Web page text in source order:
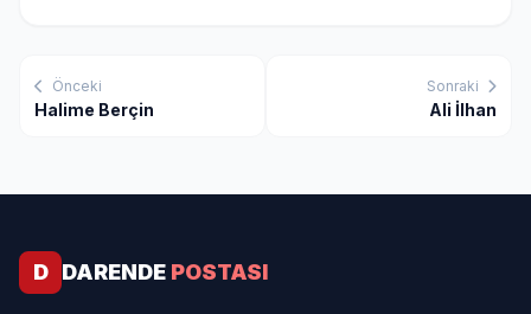
Önceki
Halime Berçin
Sonraki
Ali İlhan
D DARENDE POSTASI